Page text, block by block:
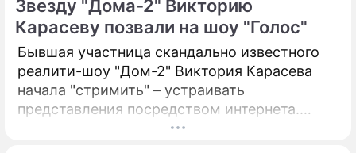
Звезду "Дома-2" Викторию
Карасеву позвали на шоу "Голос"
Бывшая участница скандально известного
реалити-шоу "Дом-2" Виктория Карасева
начала "стримить" – устраивать
представления посредством интернета.
Услышав песни в исполнении звезды